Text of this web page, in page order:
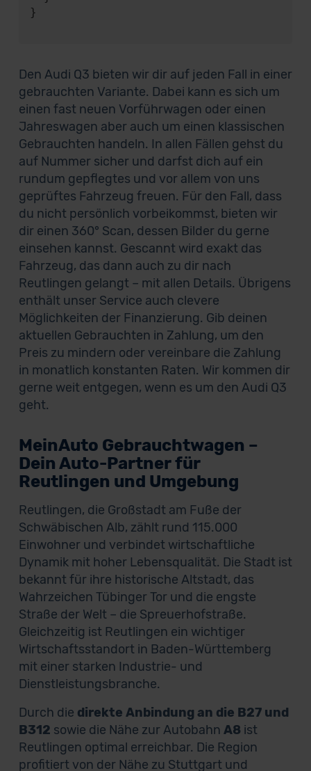
}
Den Audi Q3 bieten wir dir auf jeden Fall in einer
gebrauchten Variante. Dabei kann es sich um
einen fast neuen Vorführwagen oder einen
Jahreswagen aber auch um einen klassischen
Gebrauchten handeln. In allen Fällen gehst du
auf Nummer sicher und darfst dich auf ein
rundum gepflegtes und vor allem von uns
geprüftes Fahrzeug freuen. Für den Fall, dass
du nicht persönlich vorbeikommst, bieten wir
dir einen 360° Scan, dessen Bilder du gerne
einsehen kannst. Gescannt wird exakt das
Fahrzeug, das dann auch zu dir nach
Reutlingen gelangt – mit allen Details. Übrigens
enthält unser Service auch clevere
Möglichkeiten der Finanzierung. Gib deinen
aktuellen Gebrauchten in Zahlung, um den
Preis zu mindern oder vereinbare die Zahlung
in monatlich konstanten Raten. Wir kommen dir
gerne weit entgegen, wenn es um den Audi Q3
geht.
MeinAuto Gebrauchtwagen –
Dein Auto-Partner für
Reutlingen und Umgebung
Reutlingen, die Großstadt am Fuße der
Schwäbischen Alb, zählt rund 115.000
Einwohner und verbindet wirtschaftliche
Dynamik mit hoher Lebensqualität. Die Stadt ist
bekannt für ihre historische Altstadt, das
Wahrzeichen Tübinger Tor und die engste
Straße der Welt – die Spreuerhofstraße.
Gleichzeitig ist Reutlingen ein wichtiger
Wirtschaftsstandort in Baden-Württemberg
mit einer starken Industrie- und
Dienstleistungsbranche.
Durch die direkte Anbindung an die B27 und
B312 sowie die Nähe zur Autobahn A8 ist
Reutlingen optimal erreichbar. Die Region
profitiert von der Nähe zu Stuttgart und